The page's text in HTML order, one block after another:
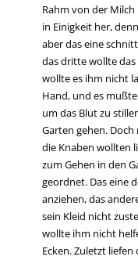
Rahm von der
in Einigkeit her,
aber das eine
das dritte wollte
wollte es ihm nicht
Hand, und es
um das Blut zu
Garten gehen.
die Knaben wollten
zum Gehen in den
geordnet. Das eine
anziehen, das
sein Kleid nicht
wollte ihm nicht
Ecken. Zuletzt